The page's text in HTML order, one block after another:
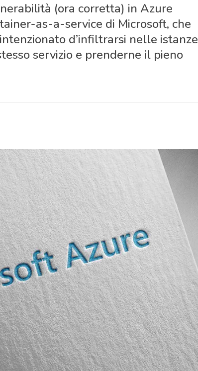
(ora corretta) in Azure
as-a-service di Microsoft, che
d’infiltrarsi nelle istanze
servizio e prenderne il pieno